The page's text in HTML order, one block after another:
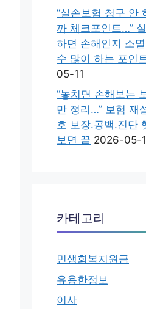
“실손보험 청구 안
까 체크포인트…”
하면 손해인지 소
수 많이 하는 포인
05-11
“놓치면 손해보는
만 정리…” 보험 재
호 보장.공백.진단
보면 끝 2026-05-
카테고리
민생회복지원금
유용한정보
이사